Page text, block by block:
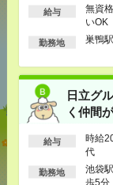
給与
無資
い
以上
勤務地 巣鴨
日立グ
く仲間
給与
時給
代
勤務地
池袋
歩5分
【オープニン
いも仕事の1つ[